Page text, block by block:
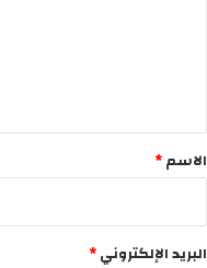
*
الاسم*
البريد الإلكتروني*